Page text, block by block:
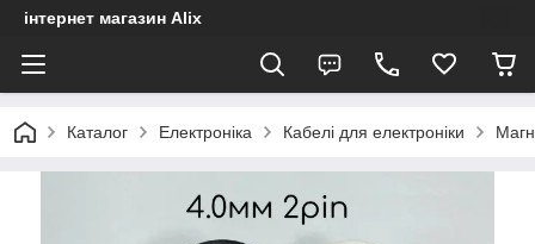
інтернет магазин Alix
Каталог Електроніка Кабелі для електроніки